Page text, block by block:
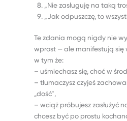
„Nie zasługuję na taką
„Jak odpuszczę, to
Te zdania mogą nigdy nie
wprost — ale manifestują się
w tym że:
– uśmiechasz się, choć w
– tłumaczysz czyjeś
„dość”,
– wciąż próbujesz zasłużyć
chcesz być po prostu